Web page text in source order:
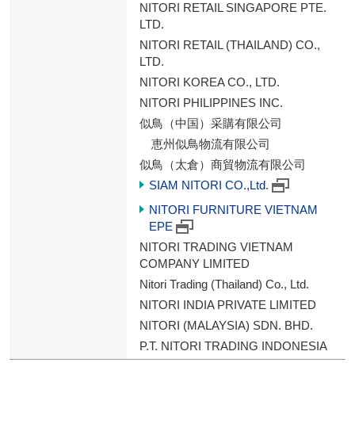
NITORI RETAIL SINGAPORE PTE.
LTD.
NITORI RETAIL (THAILAND) CO.,
LTD.
NITORI KOREA CO., LTD.
NITORI PHILIPPINES INC.
似鳥（中国）采購有限公司
恵州似鳥物流有限公司
似鳥（太倉）商貿物流有限公司
SIAM NITORI CO.,Ltd.
NITORI FURNITURE VIETNAM
EPE
NITORI TRADING VIETNAM
COMPANY LIMITED
Nitori Trading (Thailand) Co., Ltd.
NITORI INDIA PRIVATE LIMITED
NITORI (MALAYSIA) SDN. BHD.
P.T. NITORI TRADING INDONESIA